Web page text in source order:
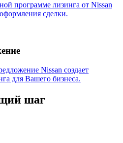
программе лизинга от Nissan
сделки.
Nissan создает
для Вашего бизнеса.
шаг